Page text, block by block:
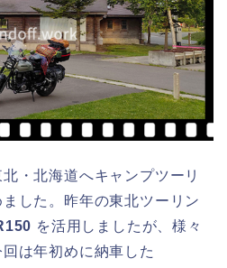
・北海道へキャンプツーリ
した。昨年の東北ツーリン
を活用しましたが、様々
は年初めに納車した